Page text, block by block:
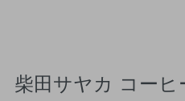
柴田サヤカ コーヒ